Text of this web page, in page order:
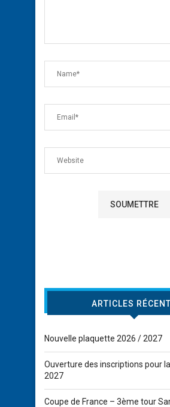
ARTICLES
Nouvelle plaquette 2026 / 2027
Ouverture des inscriptions pour
2027
Coupe de France – 3ème tour